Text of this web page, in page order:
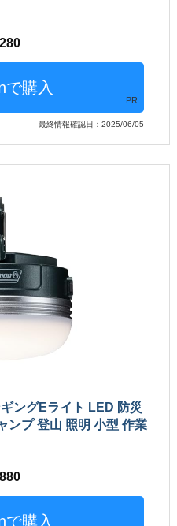
PR
最終情報確認日：2025/06/05
ングEライト LED 防災
ンプ 登山 照明 小型 作業